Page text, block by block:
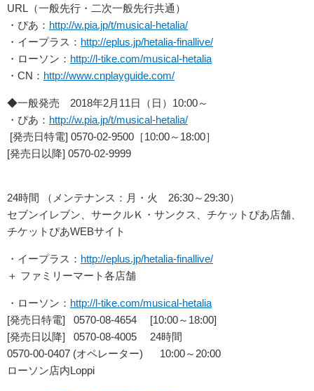
URL（一般先行・二次一般先行共通）
・ぴあ： http://w.pia.jp/t/musical-hetalia/
・イープラス： http://eplus.jp/hetalia-finallive/
・ローソン： http://l-tike.com/musical-hetalia
・CN： http://www.cnplayguide.com/
◆一般発売 2018年2月11日（日）10:00～
・ぴあ： http://w.pia.jp/t/musical-hetalia/
[発売日特電] 0570-02-9500［10:00～18:00］
[発売日以降] 0570-02-9999
24時間 （メンテナンス：月・火 26:30～29:30）
セブンイレブン、サークルＫ・サンクス、チケットぴあ店舗、
チケットぴあWEBサイト
・イープラス： http://eplus.jp/hetalia-finallive/
＋ ファミリーマート各店舗
・ローソン： http://l-tike.com/musical-hetalia
[発売日特電] 0570-08-4654 [10:00～18:00]
[発売日以降] 0570-08-4005
24時間
0570-00-0407 (オペレーター) 10:00～20:00
ローソン店内Loppi